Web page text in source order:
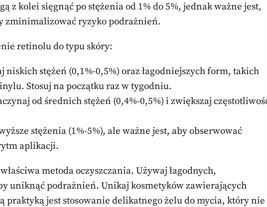
z kolei sięgnąć po stężenia od 1% do 5%, jednak ważne jest,
zminimalizować ryzyko podrażnień.
retinolu do typu skóry:
niskich stężeń (0,1%-0,5%) oraz łagodniejszych form, takich
Stosuj na początku raz w tygodniu.
od średnich stężeń (0,4%-0,5%) i zwiększaj
stężenia (1%-5%), ale ważne jest, aby obserwować
aplikacji.
metoda oczyszczania. Używaj łagodnych,
uniknąć podrażnień. Unikaj kosmetyków zawierających
praktyką jest stosowanie delikatnego żelu do mycia, który nie